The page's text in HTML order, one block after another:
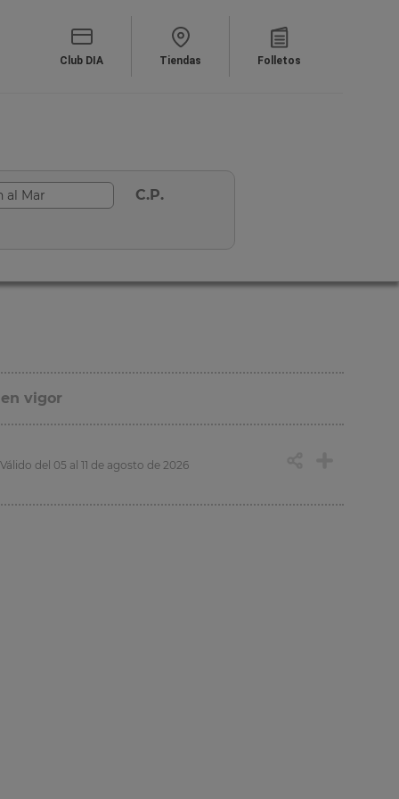
Club DIA Tiendas Folletos
C.P.
vigor
Válido del 05 al 11 de agosto de 2026